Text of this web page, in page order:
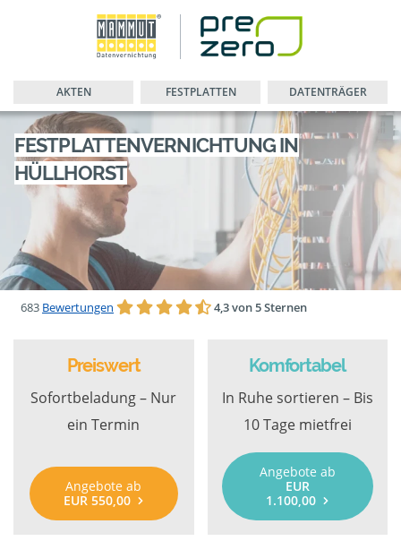
AKTEN FESTPLATTEN DATENTRÄGER
FESTPLATTENVERNICHTUNG IN
HÜLLHORST
683 Bewertungen 4,3 von 5 Sternen
Preiswert
Sofortbeladung – Nur
ein Termin
Angebote ab
EUR 550,00
Komfortabel
In Ruhe sortieren – Bis
10 Tage mietfrei
Angebote ab
EUR
1.100,00